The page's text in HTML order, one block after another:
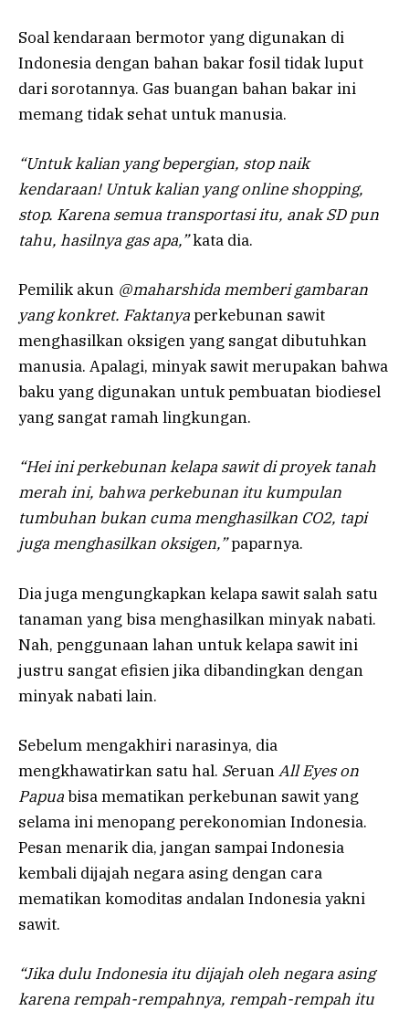
Soal kendaraan bermotor yang digunakan di
Indonesia dengan bahan bakar fosil tidak luput
dari sorotannya. Gas buangan bahan bakar ini
memang tidak sehat untuk manusia.
“Untuk kalian yang bepergian, stop naik
kendaraan! Untuk kalian yang online shopping,
stop. Karena semua transportasi itu, anak SD pun
tahu, hasilnya gas apa,”kata dia.
Pemilik akun @maharshida memberi gambaran
yang konkret. Faktanyaperkebunan sawit
menghasilkan oksigen yang sangat dibutuhkan
manusia. Apalagi, minyak sawit merupakan bahwa
baku yang digunakan untuk pembuatan biodiesel
yang sangat ramah lingkungan.
“Hei ini perkebunan kelapa sawit di proyek tanah
merah ini, bahwa perkebunan itu kumpulan
tumbuhan bukan cuma menghasilkan CO2, tapi
juga menghasilkan oksigen,”paparnya.
Dia juga mengungkapkan kelapa sawit salah satu
tanaman yang bisa menghasilkan minyak nabati.
Nah, penggunaan lahan untuk kelapa sawit ini
justru sangat efisien jika dibandingkan dengan
minyak nabati lain.
Sebelum mengakhiri narasinya, dia
mengkhawatirkan satu hal. SeruanAll Eyes on
Papuabisa mematikan perkebunan sawit yang
selama ini menopang perekonomian Indonesia.
Pesan menarik dia, jangan sampai Indonesia
kembali dijajah negara asing dengan cara
mematikan komoditas andalan Indonesia yakni
sawit.
“Jika dulu Indonesia itu dijajah oleh negara asing
karena rempah-rempahnya, rempah-rempah itu